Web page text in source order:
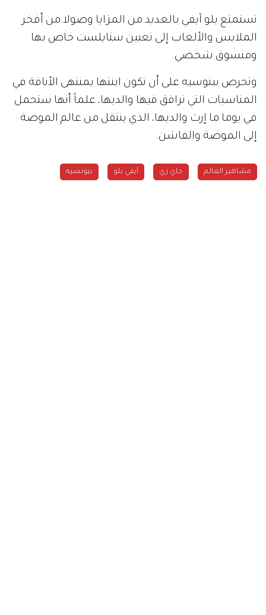
تستمتع بلو آيفي بالعديد من المزايا وصولا من أفخر
الملابس والألعاب إلى تعيين ستايلست خاص بها
ومتسوق شخصي.
وتحرص بينوسيه على أن تكون ابنتها بمنتهى الأناقة في
المناسبات التي ترافق فيها والديها، علماً أنها ستحمل
في يوما ما إرث والديها، الذي ينتقل من عالم الموضة
إلى الموضة والفاشن.
مشاهير العالم جاي زي آيفي بلو بيونسيه